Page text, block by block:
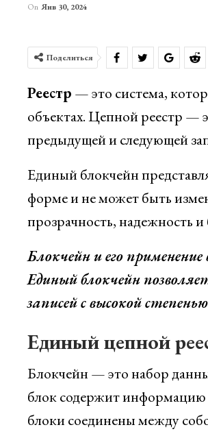
On Янв 30, 2024
Поделиться
Реестр — это система,
объектах. Цепной реестр —
предыдущей и следующей
Единый блокчейн
форме и не может быть
прозрачность, надежность и
Блокчейн и его
Единый блокчейн
записей с высокой
Единый цепной
Блокчейн — это набор
блок содержит информацию
блоки соединены между